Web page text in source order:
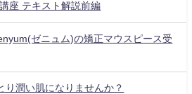
座 テキスト解説前編
ゼニュム)の矯正マウスピース受
り潤い肌になりませんか？